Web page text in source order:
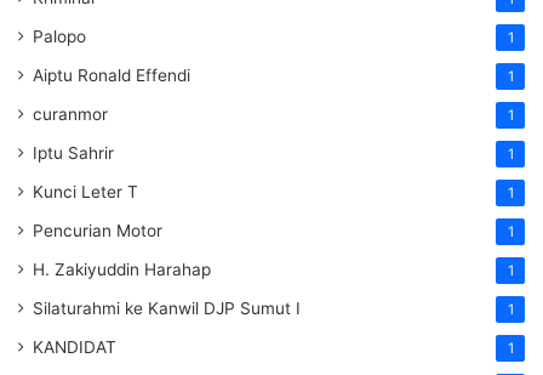
Palopo 1
Aiptu Ronald Effendi 1
curanmor 1
Iptu Sahrir 1
Kunci Leter T 1
Pencurian Motor 1
H. Zakiyuddin Harahap 1
Silaturahmi ke Kanwil DJP Sumut I 1
KANDIDAT 1